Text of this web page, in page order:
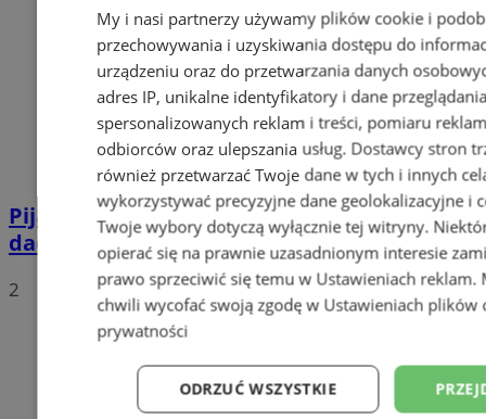
Pijana 32-latka z zakazem prowadzenia
dachowała na DK 88 w Zabrzu
2
My i nasi partnerzy używamy plików cookie i
przechowywania i uzyskiwania dostępu do
urządzeniu oraz do przetwarzania danych
adres IP, unikalne identyfikatory i dane
spersonalizowanych reklam i treści, pomiaru
odbiorców oraz ulepszania usług. Dostawcy stron
również przetwarzać Twoje dane w tych i innych
wykorzystywać precyzyjne dane geolokalizacyjne i
Twoje wybory dotyczą wyłącznie tej witryny.
opierać się na prawnie uzasadnionym interesie
prawo sprzeciwić się temu w Ustawieniach reklam.
chwili wycofać swoją zgodę w Ustawieniach plików
prywatności
ODRZUĆ WSZYSTKIE